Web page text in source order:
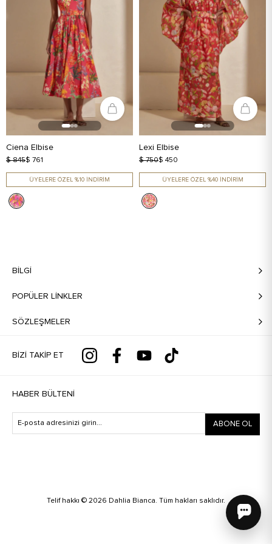
Ciena Elbise
$ 845$ 761
ÜYELERE ÖZEL %10 İNDİRİM
Lexi Elbise
$ 750$ 450
ÜYELERE ÖZEL %40 İNDİRİM
BILGI
POPÜLER LİNKLER
SÖZLEŞMELER
BIZI TAKIP ET
HABER BÜLTENI
ABONE OL
Telif hakkı © 2026 Dahlia Bianca. Tüm hakları saklıdır.